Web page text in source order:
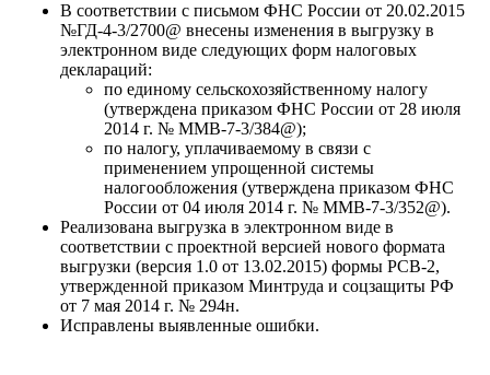
В соответствии с письмом ФНС России от 20.02.2015
№ГД-4-3/2700@ внесены изменения в выгрузку в
электронном виде следующих форм налоговых
деклараций:
по единому сельскохозяйственному налогу
(утверждена приказом ФНС России от 28 июля
2014 г. № ММВ-7-3/384@);
по налогу, уплачиваемому в связи с
применением упрощенной системы
налогообложения (утверждена приказом ФНС
России от 04 июля 2014 г. № ММВ-7-3/352@).
Реализована выгрузка в электронном виде в
соответствии с проектной версией нового формата
выгрузки (версия 1.0 от 13.02.2015) формы РСВ-2,
утвержденной приказом Минтруда и соцзащиты РФ
от 7 мая 2014 г. № 294н.
Исправлены выявленные ошибки.